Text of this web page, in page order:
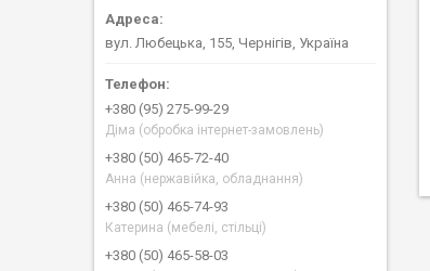
вул. Любецька, 155, Чернігів, Україна
+380 (95) 275-99-29
Діма (обробка інтернет-замовлень)
+380 (50) 465-72-40
Анна (нержавійка, обладнання)
+380 (50) 465-74-93
Катерина (мебелі, стільці)
+380 (50) 465-58-03